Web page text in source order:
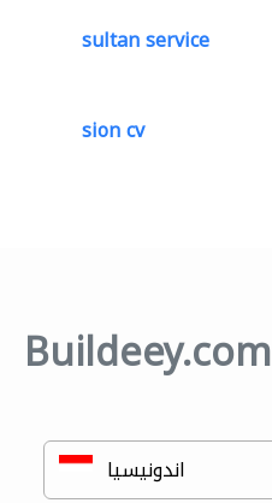
sultan service
sion cv
Buildeey.com